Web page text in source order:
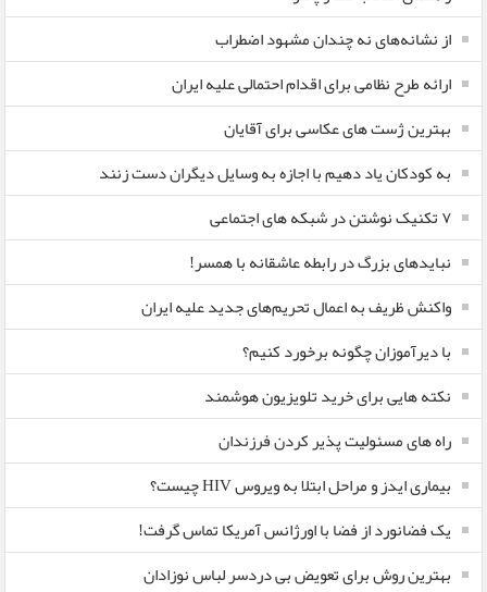
از نشانه‌های نه چندان مشهود اضطراب
ارائه طرح نظامی برای اقدام احتمالی علیه ایران
بهترین ژست های عکاسی برای آقایان
به کودکان یاد دهیم با اجازه به وسایل دیگران دست زنند
۷ تکنیک نوشتن در شبکه های اجتماعی
نبایدهای بزرگ در رابطه عاشقانه با همسر!
واکنش ظریف به اعمال تحریم‌های جدید علیه ایران
با دیرآموزان چگونه برخورد کنیم؟
نکته هایی برای خرید تلویزیون هوشمند
راه های مسئولیت پذیر کردن فرزندان
بیماری ایدز و مراحل ابتلا به ویروس HIV چیست؟
یک فضانورد از فضا با اورژانس آمریکا تماس گرفت!
بهترین روش برای تعویض بی دردسر لباس نوزادان